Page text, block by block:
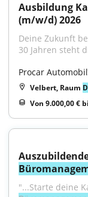
Ausbildung
(m/w/d) 2026
Deine Zukunft
30 Jahren steht
Procar
Velbert, Raum
Von 9.000,00 €